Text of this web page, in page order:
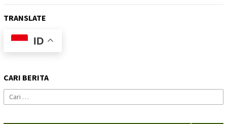
TRANSLATE
ID
CARI BERITA
Cari
untuk: